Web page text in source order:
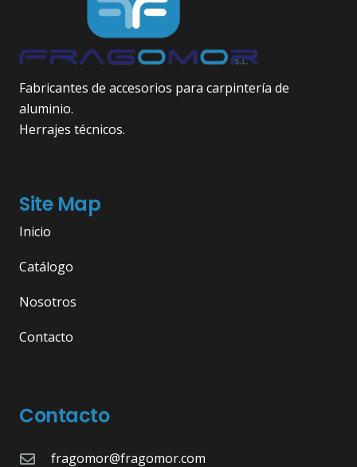
Fabricantes de accesorios para carpintería de
aluminio.
Herrajes técnicos.
Site Map
Inicio
Catálogo
Nosotros
Contacto
Contacto
fragomor@fragomor.com